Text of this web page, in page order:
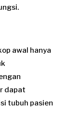
awal hanya
dapat
tubuh pasien